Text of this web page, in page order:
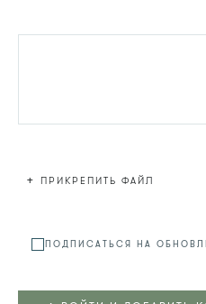
+ ПРИКРЕПИТЬ ФАЙЛ
ПОДПИСАТЬСЯ НА